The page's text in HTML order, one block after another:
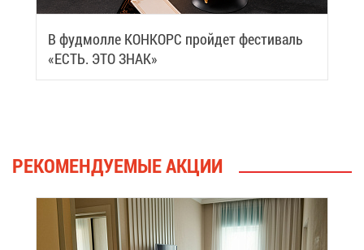
В фуд­мол­ле КОН­КОРС прой­дет фе­сти­валь
«ЕСТЬ. ЭТО ЗНАК»
РЕ­КО­МЕН­ДУ­Е­МЫЕ АК­ЦИИ